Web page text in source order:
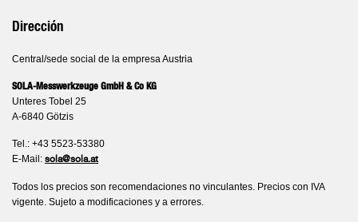
Dirección
Central/sede social de la empresa Austria
SOLA-Messwerkzeuge GmbH & Co KG
Unteres Tobel 25
A-6840 Götzis
Tel.: +43 5523-53380
E-Mail: sola@sola.at
Todos los precios son recomendaciones no vinculantes. Precios con IVA
vigente. Sujeto a modificaciones y a errores.